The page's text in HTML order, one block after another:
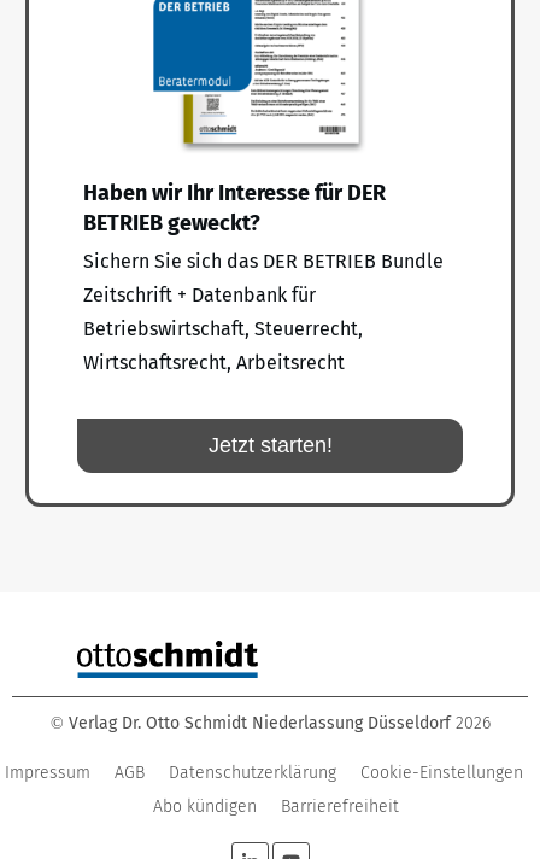
Haben wir Ihr Interesse für DER
BETRIEB geweckt?
Sichern Sie sich das DER BETRIEB Bundle
Zeitschrift + Datenbank für
Betriebswirtschaft, Steuerrecht,
Wirtschaftsrecht, Arbeitsrecht
Jetzt starten!
© Verlag Dr. Otto Schmidt Niederlassung Düsseldorf 2026
Impressum AGB Datenschutzerklärung
Cookie-Einstellungen
Abo kündigen
Barrierefreiheit